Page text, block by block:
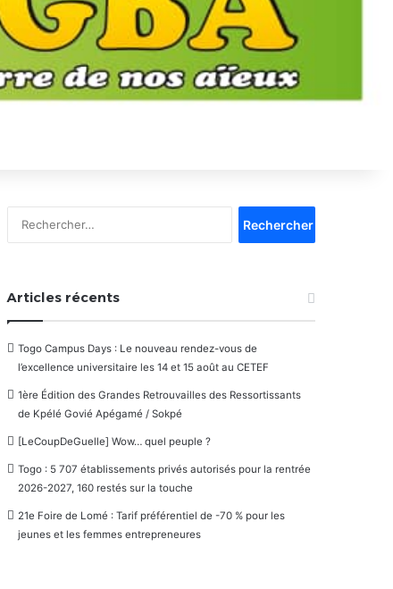
Articles récents
Togo Campus Days : Le nouveau rendez-vous de
l’excellence universitaire les 14 et 15 août au CETEF
1ère Édition des Grandes Retrouvailles des Ressortissants
de Kpélé Govié Apégamé / Sokpé
[LeCoupDeGuelle] Wow… quel peuple ?
Togo : 5 707 établissements privés autorisés pour la rentrée
2026-2027, 160 restés sur la touche
21e Foire de Lomé : Tarif préférentiel de -70 % pour les
jeunes et les femmes entrepreneures